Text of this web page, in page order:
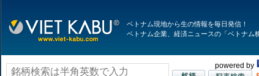
ベトナム現地から生の情報を毎日発信！
ベトナム企業、経済ニュースの「ベトナム
powered by